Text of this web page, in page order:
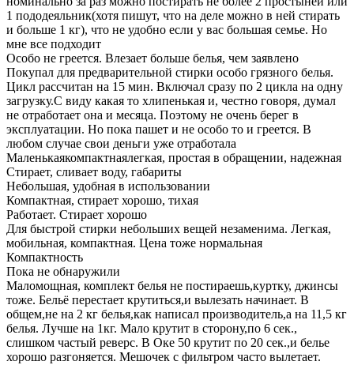
1 пододеяльник(хотя пишут, что на деле можно в ней стирать
и больше 1 кг), что не удобно если у вас большая семье. Но
мне все подходит
Особо не греется. Влезает больше белья, чем заявлено
Покупал для предварительной стирки особо грязного белья.
Цикл рассчитан на 15 мин. Включал сразу по 2 цикла на одну
загрузку.С виду какая то хлипенькая и, честно говоря, думал
не отработает она и месяца. Поэтому не очень берег в
эксплуатации. Но пока пашет и не особо то и греется. В
любом случае свои деньги уже отработала
Маленькаякомпактнаялегкая, простая в обращении, надежная
Стирает, сливает воду, габариты
Небольшая, удобная в использовании
Компактная, стирает хорошо, тихая
Работает. Стирает хорошо
Для быстрой стирки небольших вещей незаменима. Легкая,
мобильная, компактная. Цена тоже нормальная
Компактность
Пока не обнаружили
Маломощная, комплект белья не постираешь,куртку, джинсы
тоже. Бельё перестает крутиться,и вылезать начинает. В
общем,не на 2 кг белья,как написал производитель,а на 11,5 кг
белья. Лучше на 1кг. Мало крутит в сторону,по 6 сек.,
слишком частый реверс. В Оке 50 крутит по 20 сек.,и белье
хорошо разгоняется. Мешочек с фильтром часто вылетает.